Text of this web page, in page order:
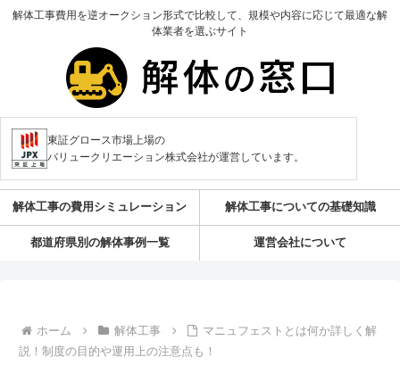
解体工事費用を逆オークション形式で比較して、規模や内容に応じて最適な解
体業者を選ぶサイト
東証グロース市場上場の
バリュークリエーション株式会社が運営しています。
解体工事の費用シミュレーション 解体工事についての基礎知識
都道府県別の解体事例一覧 運営会社について
ホーム 解体工事
マニュフェストとは何か詳しく解
説！制度の目的や運用上の注意点も！